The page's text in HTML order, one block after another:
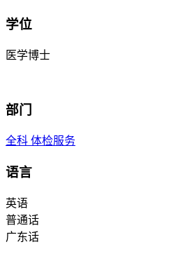
学位
医学博士
部门
全科 体检服务
语言
英语
普通话
广东话